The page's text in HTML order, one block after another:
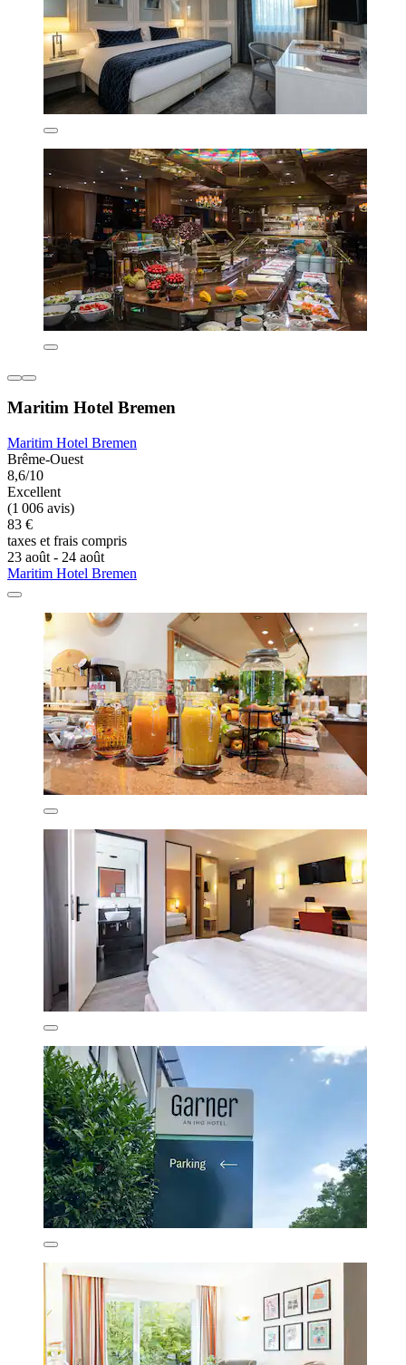
Maritim Hotel Bremen
Maritim Hotel Bremen
Brême-Ouest
8,6/10
Excellent
(1 006 avis)
83 €
taxes et frais compris
23 août - 24 août
Maritim Hotel Bremen